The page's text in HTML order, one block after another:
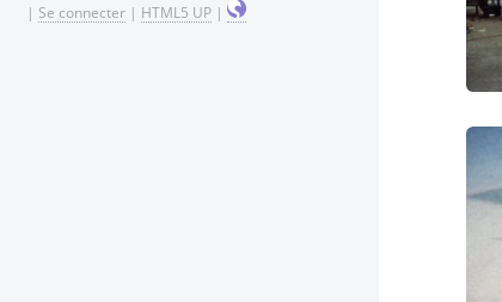
| Se connecter | HTML5 UP |